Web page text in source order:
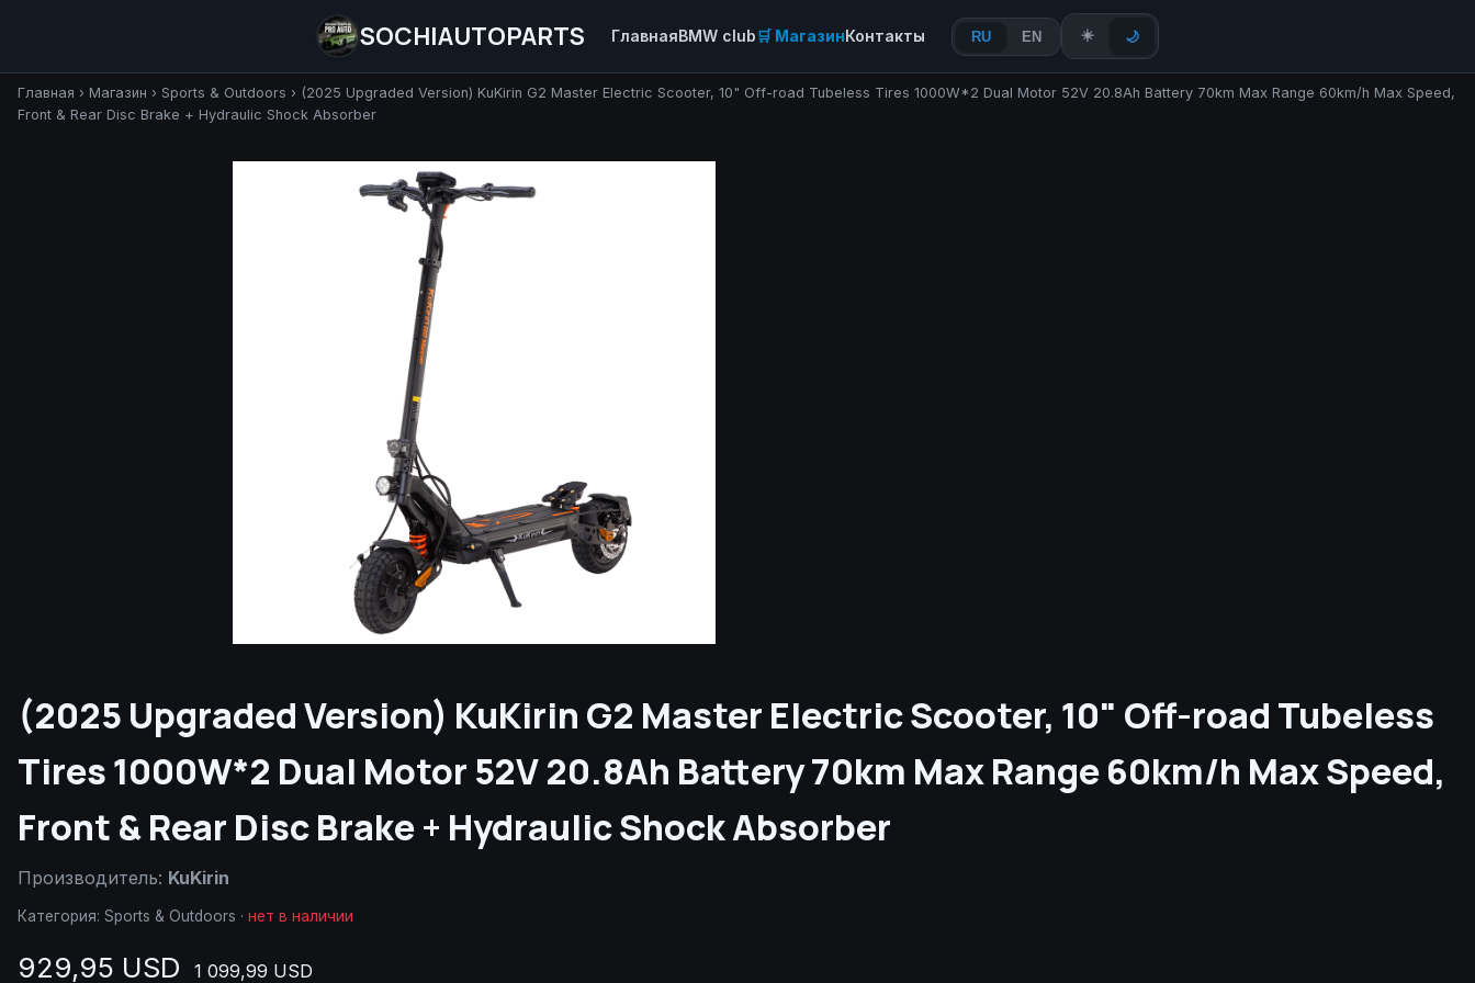
SOCHIAUTOPARTS ГлавнаяBMW club🛒 МагазинКонтакты RU EN ☀️ 🌙
Главная › Магазин › Sports & Outdoors › (2025 Upgraded Version) KuKirin G2 Master Electric Scooter, 10" Off-road Tubeless Tires 1000W*2 Dual Motor 52V 20.8Ah Battery 70km Max Range 60km/h Max Speed,
Front & Rear Disc Brake + Hydraulic Shock Absorber
(2025 Upgraded Version) KuKirin G2 Master Electric Scooter, 10" Off-road Tubeless
Tires 1000W*2 Dual Motor 52V 20.8Ah Battery 70km Max Range 60km/h Max Speed,
Front & Rear Disc Brake + Hydraulic Shock Absorber
Производитель: KuKirin
Категория: Sports & Outdoors · нет в наличии
929,95 USD 1 099,99 USD